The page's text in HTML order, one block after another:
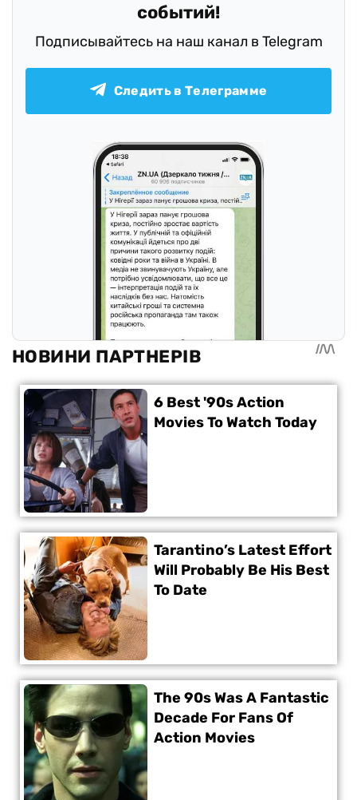
событий!
Подписывайтесь на наш канал в Telegram
Следить в Телеграмме